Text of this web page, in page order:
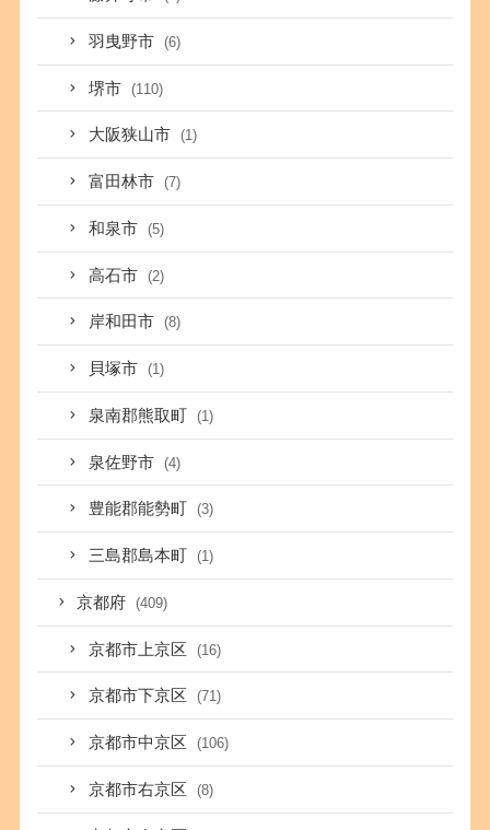
羽曳野市 (6)
堺市 (110)
大阪狭山市 (1)
富田林市 (7)
和泉市 (5)
高石市 (2)
岸和田市 (8)
貝塚市 (1)
泉南郡熊取町 (1)
泉佐野市 (4)
豊能郡能勢町 (3)
三島郡島本町 (1)
京都府 (409)
京都市上京区 (16)
京都市下京区 (71)
京都市中京区 (106)
京都市右京区 (8)